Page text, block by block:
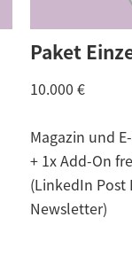
Paket
10.000 €
Magazin und
+ 1x Add-On
(LinkedIn Post
Newsletter)